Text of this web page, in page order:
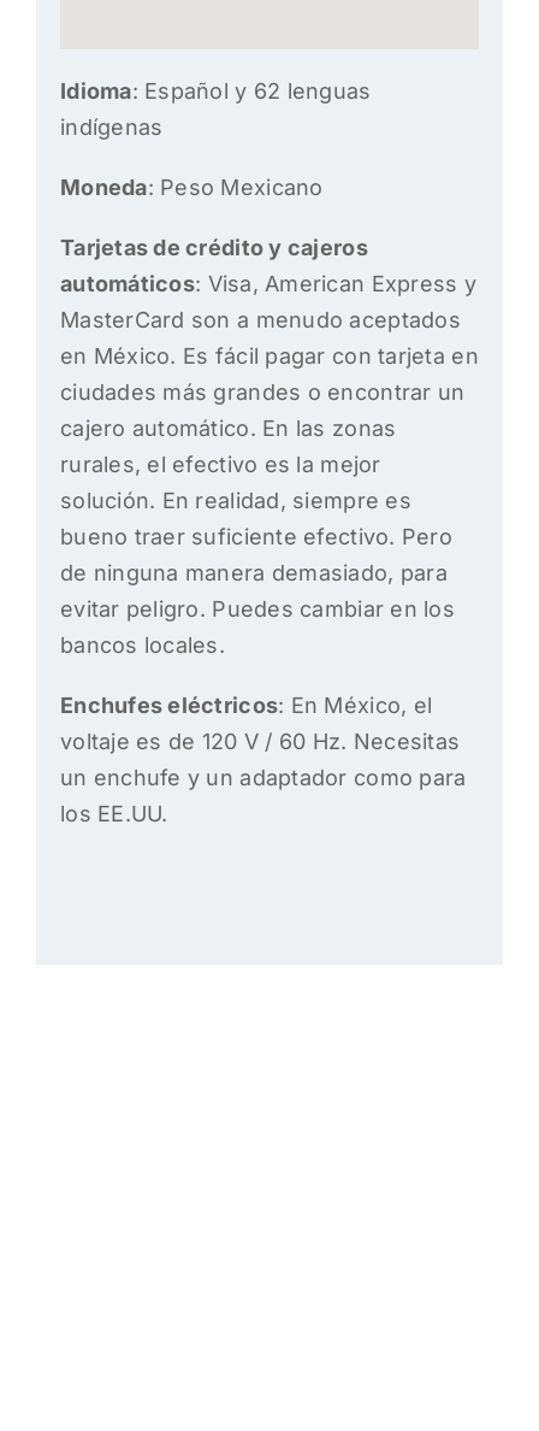
Idioma: Español y 62 lenguas
indígenas
Moneda: Peso Mexicano
Tarjetas de crédito y cajeros
automáticos: Visa, American Express y
MasterCard son a menudo aceptados
en México. Es fácil pagar con tarjeta en
ciudades más grandes o encontrar un
cajero automático. En las zonas
rurales, el efectivo es la mejor
solución. En realidad, siempre es
bueno traer suficiente efectivo. Pero
de ninguna manera demasiado, para
evitar peligro. Puedes cambiar en los
bancos locales.
Enchufes eléctricos: En México, el
voltaje es de 120 V / 60 Hz. Necesitas
un enchufe y un adaptador como para
los EE.UU.